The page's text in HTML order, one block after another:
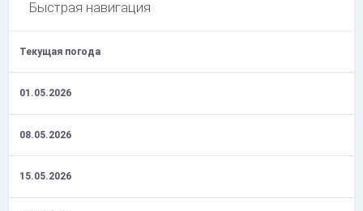
Быстрая навигация
Текущая погода
01.05.2026
08.05.2026
15.05.2026